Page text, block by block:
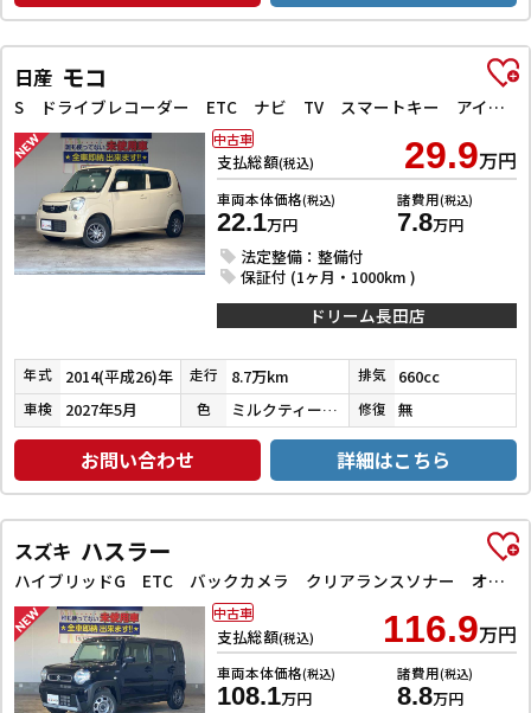
日産 モコ
S ドライブレコーダー ETC ナビ TV スマートキー アイドリングストップ ベンチシート CVT CD アルミホイール エアコン パワーウィンドウ
支払総額(税込) 29.9万円
車両本体価格(税込)
22.1万円
諸費用(税込)
7.8万円
法定整備：整備付
保証付 (1ヶ月・1000km )
中古車
ドリーム長田店
年式 2014(平成26)年 走行 8.7万km 排気 660cc
車検 2027年5月 色 ミルクティーベージュメタリック 修復 無
お問い合わせ 詳細はこちら
スズキ ハスラー
ハイブリッドG ETC バックカメラ クリアランスソナー オートライト スマートキー アイドリングストップ 電動格納ミラー シートヒーター CVT ESC CD Bluetooth エアコン パワーウィンドウ
支払総額(税込) 116.9万円
車両本体価格(税込)
108.1万円
諸費用(税込)
8.8万円
中古車